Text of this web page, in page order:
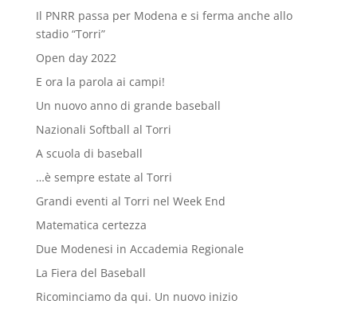
Il PNRR passa per Modena e si ferma anche allo
stadio “Torri”
Open day 2022
E ora la parola ai campi!
Un nuovo anno di grande baseball
Nazionali Softball al Torri
A scuola di baseball
…è sempre estate al Torri
Grandi eventi al Torri nel Week End
Matematica certezza
Due Modenesi in Accademia Regionale
La Fiera del Baseball
Ricominciamo da qui. Un nuovo inizio